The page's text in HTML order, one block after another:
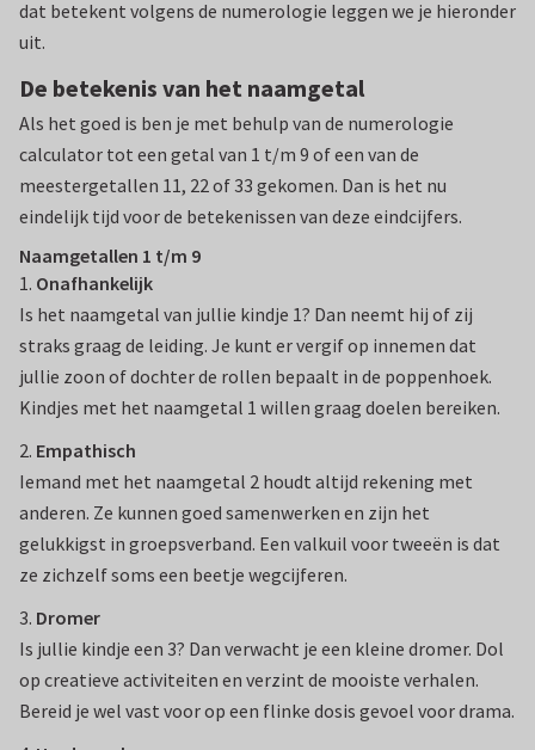
dat betekent volgens de numerologie leggen we je hieronder
uit.
De betekenis van het naamgetal
Als het goed is ben je met behulp van de numerologie
calculator tot een getal van 1 t/m 9 of een van de
meestergetallen 11, 22 of 33 gekomen. Dan is het nu
eindelijk tijd voor de betekenissen van deze eindcijfers.
Naamgetallen 1 t/m 9
1. Onafhankelijk
Is het naamgetal van jullie kindje 1? Dan neemt hij of zij
straks graag de leiding. Je kunt er vergif op innemen dat
jullie zoon of dochter de rollen bepaalt in de poppenhoek.
Kindjes met het naamgetal 1 willen graag doelen bereiken.
2. Empathisch
Iemand met het naamgetal 2 houdt altijd rekening met
anderen. Ze kunnen goed samenwerken en zijn het
gelukkigst in groepsverband. Een valkuil voor tweeën is dat
ze zichzelf soms een beetje wegcijferen.
3. Dromer
Is jullie kindje een 3? Dan verwacht je een kleine dromer. Dol
op creatieve activiteiten en verzint de mooiste verhalen.
Bereid je wel vast voor op een flinke dosis gevoel voor drama.